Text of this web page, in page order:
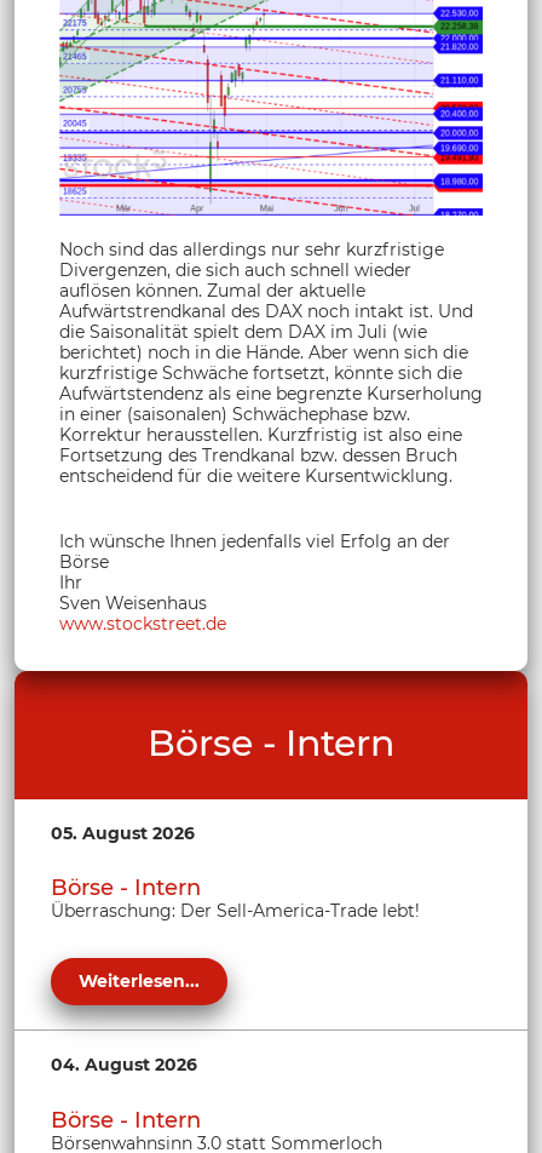
Noch sind das allerdings nur sehr kurzfristige
Divergenzen, die sich auch schnell wieder
auflösen können. Zumal der aktuelle
Aufwärtstrendkanal des DAX noch intakt ist. Und
die Saisonalität spielt dem DAX im Juli (wie
berichtet) noch in die Hände. Aber wenn sich die
kurzfristige Schwäche fortsetzt, könnte sich die
Aufwärtstendenz als eine begrenzte Kurserholung
in einer (saisonalen) Schwächephase bzw.
Korrektur herausstellen. Kurzfristig ist also eine
Fortsetzung des Trendkanal bzw. dessen Bruch
entscheidend für die weitere Kursentwicklung.
Ich wünsche Ihnen jedenfalls viel Erfolg an der
Börse
Ihr
Sven Weisenhaus
www.stockstreet.de
Börse - Intern
05. August 2026
Börse - Intern
Überraschung: Der Sell-America-Trade lebt!
Weiterlesen...
04. August 2026
Börse - Intern
Börsenwahnsinn 3.0 statt Sommerloch